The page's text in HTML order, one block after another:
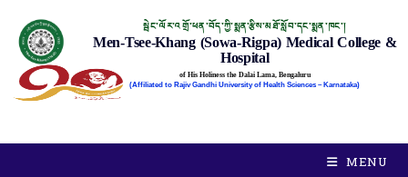
སྦེང་ལོར་འགྲོ་ཕན་བོད་ཀྱི་སྨན་རྩིས་མཐོ་སློབ་དང་སྨན་ཁང་།
Men-Tsee-Khang (Sowa-Rigpa) Medical College &
Hospital
of His Holiness the Dalai Lama, Bengaluru
(Affiliated to Rajiv Gandhi University of Health Sciences – Karnataka)
MENU